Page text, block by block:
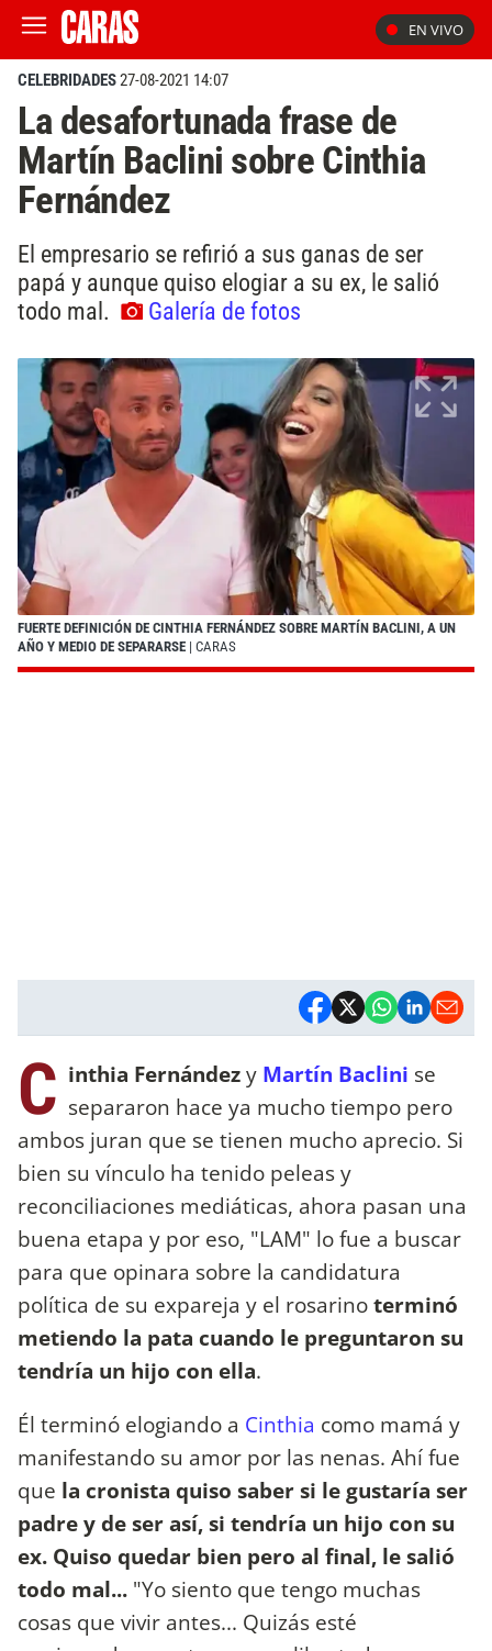
EN VIVO
CELEBRIDADES27-08-2021 14:07
La desafortunada frase de
Martín Baclini sobre Cinthia
Fernández
El empresario se refirió a sus ganas de ser
papá y aunque quiso elogiar a su ex, le salió
todo mal.
Galería de fotos
FUERTE DEFINICIÓN DE CINTHIA FERNÁNDEZ SOBRE MARTÍN BACLINI, A UN
AÑO Y MEDIO DE SEPARARSE | CARAS
C inthia Fernándezy Martín Baclini se
separaron hace ya mucho tiempo pero
ambos juran que se tienen mucho aprecio. Si
bien su vínculo ha tenido peleas y
reconciliaciones mediáticas, ahora pasan una
buena etapa y por eso, "LAM" lo fue a buscar
para que opinara sobre la candidatura
política de su expareja y el rosarinoterminó
metiendo la pata cuando le preguntaron su
tendría un hijo con ella.
Él terminó elogiando a Cinthia como mamá y
manifestando su amor por las nenas. Ahí fue
que la cronista quiso saber si le gustaría ser
padre y de ser así, si tendría un hijo con su
ex. Quiso quedar bien pero al final, le salió
todo mal... "Yo siento que tengo muchas
cosas que vivir antes... Quizás esté